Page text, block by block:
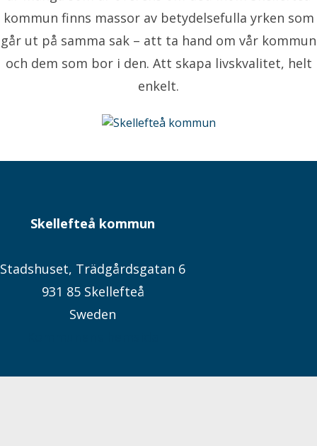
kommun finns massor av betydelsefulla yrken som
går ut på samma sak – att ta hand om vår kommun
och dem som bor i den. Att skapa livskvalitet, helt
enkelt.
Skellefteå kommun
Stadshuset, Trädgårdsgatan 6
931 85 Skellefteå
Sweden